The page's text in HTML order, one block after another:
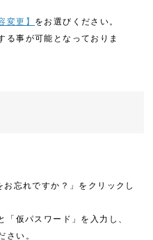
変更】 をお選びください。
る事が可能となっておりま
忘れですか？」をクリックし
仮パスワード」を入力し、
さい。